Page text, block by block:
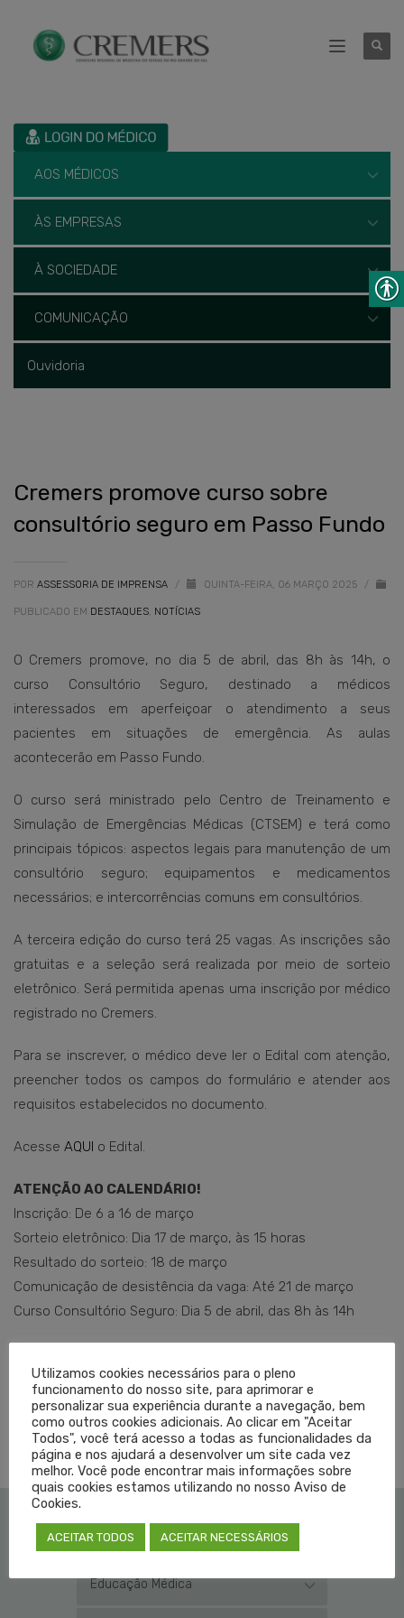
AOS MÉDICOS
ÀS EMPRESAS
À SOCIEDADE
COMUNICAÇÃO
Ouvidoria
Cremers promove curso sobre
consultório seguro em Passo Fundo
POR ASSESSORIA DE IMPRENSA / QUINTA-FEIRA, 06 MARÇO 2025 /
PUBLICADO EM DESTAQUES, NOTÍCIAS
O Cremers promove, no dia 5 de abril, das 8h às 14h, o
curso Consultório Seguro, destinado a médicos
interessados em aperfeiçoar o atendimento a seus
pacientes em situações de emergência. As aulas
acontecerão em Passo Fundo.
O curso será ministrado pelo Centro de Treinamento e
Simulação de Emergências Médicas (CTSEM) e terá como
principais tópicos: aspectos legais para manutenção de um
consultório seguro; equipamentos e medicamentos
necessários; e intercorrências comuns em consultórios.
A terceira edição do curso terá 25 vagas. As inscrições são
gratuitas e a seleção será realizada por meio de sorteio
eletrônico. Será permitida apenas uma inscrição por médico
registrado no Cremers.
Para se inscrever, o médico deve ler o Edital com atenção,
preencher todos os campos do formulário e atender aos
requisitos estabelecidos no documento.
Acesse AQUI o Edital.
ATENÇÃO AO CALENDÁRIO!
Inscrição: De 6 a 16 de março
Sorteio eletrônico: Dia 17 de março, às 15 horas
Resultado do sorteio: 18 de março
Comunicação de desistência da vaga: Até 21 de março
Curso Consultório Seguro: Dia 5 de abril, das 8h às 14h
TAGGED EM: CONSULTÓRIO SEGURO ,CURSO
Institucional
Educação Médica
Utilizamos cookies necessários para o pleno
funcionamento do nosso site, para aprimorar e
personalizar sua experiência durante a navegação, bem
como outros cookies adicionais. Ao clicar em "Aceitar
Todos", você terá acesso a todas as funcionalidades da
página e nos ajudará a desenvolver um site cada vez
melhor. Você pode encontrar mais informações sobre
quais cookies estamos utilizando no nosso Aviso de
Cookies.
ACEITAR TODOS ACEITAR NECESSÁRIOS